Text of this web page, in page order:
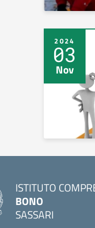
2024
03
Nov
ISTITUTO
BONO
SASSARI